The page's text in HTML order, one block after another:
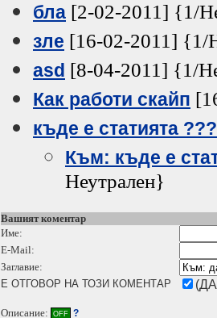
бла [2-02-2011] {1/
зле [16-02-2011] {1/
asd [8-04-2011] {1/
Как работи скайп
къде е статията ???
Към: къде е
Неутрален}
Вашият коментар
Име:
E-Mail:
Заглавие:
Е ОТГОВОР НА ТОЗИ КОМЕНТАР
Описание: OFF ?